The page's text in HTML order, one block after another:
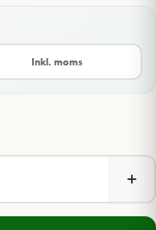
Inkl. moms